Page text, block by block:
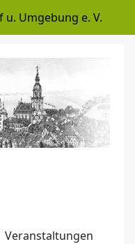
Umgebung e. V.
Veranstaltungen